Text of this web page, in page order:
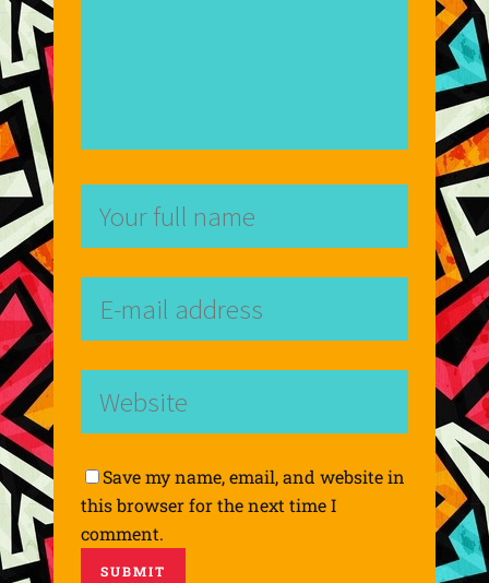
Save my name, email, and website in
this browser for the next time I
comment.